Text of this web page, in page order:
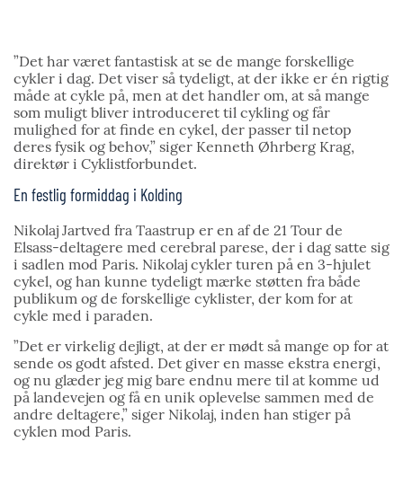
”Det har været fantastisk at se de mange forskellige
cykler i dag. Det viser så tydeligt, at der ikke er én rigtig
måde at cykle på, men at det handler om, at så mange
som muligt bliver introduceret til cykling og får
mulighed for at finde en cykel, der passer til netop
deres fysik og behov,” siger Kenneth Øhrberg Krag,
direktør i Cyklistforbundet.
En festlig formiddag i Kolding
Nikolaj Jartved fra Taastrup er en af de 21 Tour de
Elsass-deltagere med cerebral parese, der i dag satte sig
i sadlen mod Paris. Nikolaj cykler turen på en 3-hjulet
cykel, og han kunne tydeligt mærke støtten fra både
publikum og de forskellige cyklister, der kom for at
cykle med i paraden.
”Det er virkelig dejligt, at der er mødt så mange op for at
sende os godt afsted. Det giver en masse ekstra energi,
og nu glæder jeg mig bare endnu mere til at komme ud
på landevejen og få en unik oplevelse sammen med de
andre deltagere,” siger Nikolaj, inden han stiger på
cyklen mod Paris.